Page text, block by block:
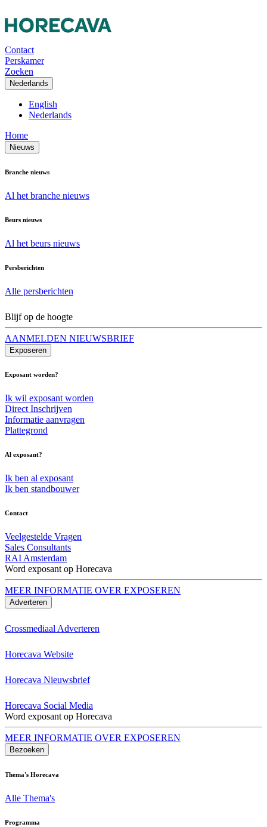
Contact
Perskamer
Zoeken
Nederlands
English
Nederlands
Home
Nieuws
Branche nieuws
Al het branche nieuws
Beurs nieuws
Al het beurs nieuws
Persberichten
Alle persberichten
Blijf op de hoogte
AANMELDEN NIEUWSBRIEF
Exposeren
Exposant worden?
Ik wil exposant worden
Direct Inschrijven
Informatie aanvragen
Plattegrond
Al exposant?
Ik ben al exposant
Ik ben standbouwer
Contact
Veelgestelde Vragen
Sales Consultants
RAI Amsterdam
Word exposant op Horecava
MEER INFORMATIE OVER EXPOSEREN
Adverteren
Crossmediaal Adverteren
Horecava Website
Horecava Nieuwsbrief
Horecava Social Media
Word exposant op Horecava
MEER INFORMATIE OVER EXPOSEREN
Bezoeken
Thema's Horecava
Alle Thema's
Programma